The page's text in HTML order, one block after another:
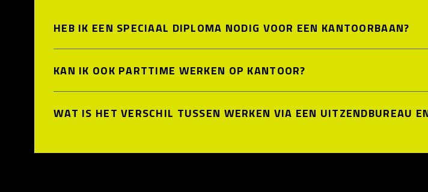
HEB IK EEN SPECIAAL DIPLOMA NODIG VOOR EEN KANTOORBAAN?
KAN IK OOK PARTTIME WERKEN OP KANTOOR?
WAT IS HET VERSCHIL TUSSEN WERKEN VIA EEN UITZENDBUREAU